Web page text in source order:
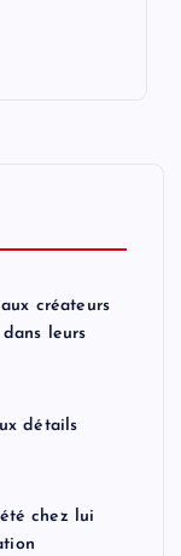
créateurs
leurs
détails
chez lui